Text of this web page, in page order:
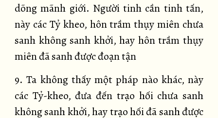
dõng mãnh giới. Người tinh cần tinh tấn,
này các Tỷ kheo, hôn trầm thụy miên chưa
sanh không sanh khởi, hay hôn trầm thụy
miên đã sanh được đoạn tận
9. Ta không thấy một pháp nào khác, này
các Tỷ-kheo, đưa đến trạo hối chưa sanh
không sanh khởi, hay trạo hối đã sanh được